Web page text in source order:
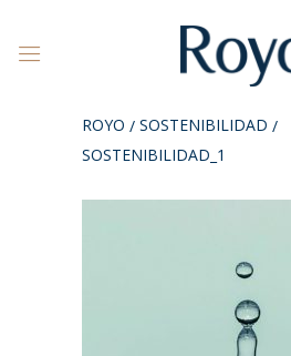
ROYO / SOSTENIBILIDAD /
SOSTENIBILIDAD_1